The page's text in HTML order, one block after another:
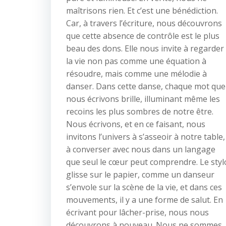
maîtrisons rien. Et c’est une bénédiction.
Car, à travers l’écriture, nous découvrons
que cette absence de contrôle est le plus
beau des dons. Elle nous invite à regarder
la vie non pas comme une équation à
résoudre, mais comme une mélodie à
danser. Dans cette danse, chaque mot que
nous écrivons brille, illuminant même les
recoins les plus sombres de notre être.
Nous écrivons, et en ce faisant, nous
invitons l’univers à s’asseoir à notre table,
à converser avec nous dans un langage
que seul le cœur peut comprendre. Le
glisse sur le papier, comme un danseur
s’envole sur la scène de la vie, et dans ces
mouvements, il y a une forme de salut. En
écrivant pour lâcher-prise, nous nous